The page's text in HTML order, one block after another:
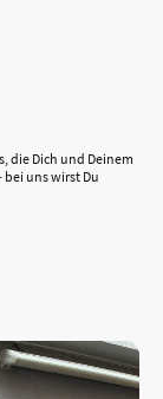
die Dich und Deinem
bei uns wirst Du